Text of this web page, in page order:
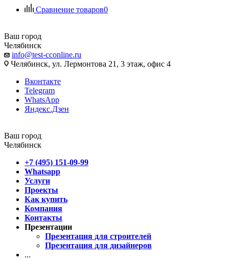
Сравнение товаров0
Ваш город
Челябинск
info@test-cconline.ru
Челябинск, ул. Лермонтова 21, 3 этаж, офис 4
Вконтакте
Telegram
WhatsApp
Яндекс.Дзен
Ваш город
Челябинск
+7 (495) 151-09-99
Whatsapp
Услуги
Проекты
Как купить
Компания
Контакты
Презентации
Презентация для строителей
Презентация для дизайнеров
...